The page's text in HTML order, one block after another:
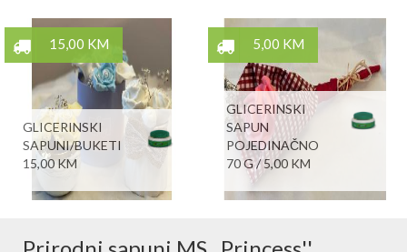
15,00 KM
GLICERINSKI
SAPUNI/BUKETI
15,00 KM
5,00 KM
GLICERINSKI
SAPUN
POJEDINAČNO
70 G / 5,00 KM